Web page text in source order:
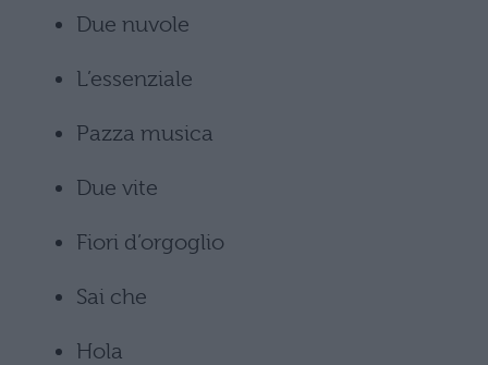
Due nuvole
L’essenziale
Pazza musica
Due vite
Fiori d’orgoglio
Sai che
Hola